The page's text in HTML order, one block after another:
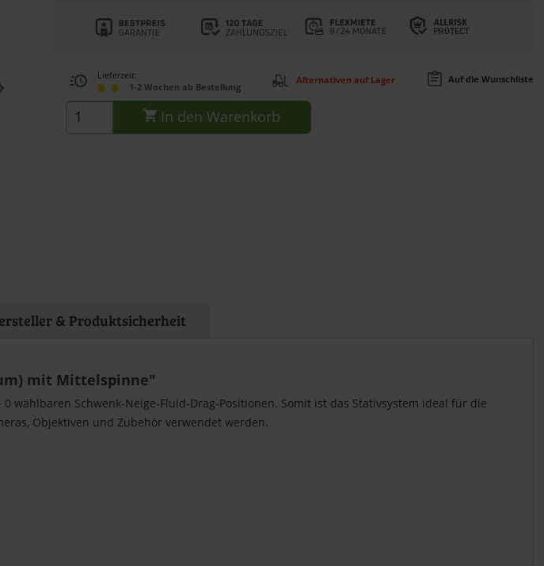
Lieferzeit:
1-2 Wochen ab Bestellung
Alternativen auf Lager Auf die Wunschliste
In den Warenkorb
& Produktsicherheit
mit Mittelspinne"
0 wählbaren Schwenk-Neige-Fluid-Drag-Positionen. Somit ist das Stativsystem ideal für die
Objektiven und Zubehör verwendet werden.